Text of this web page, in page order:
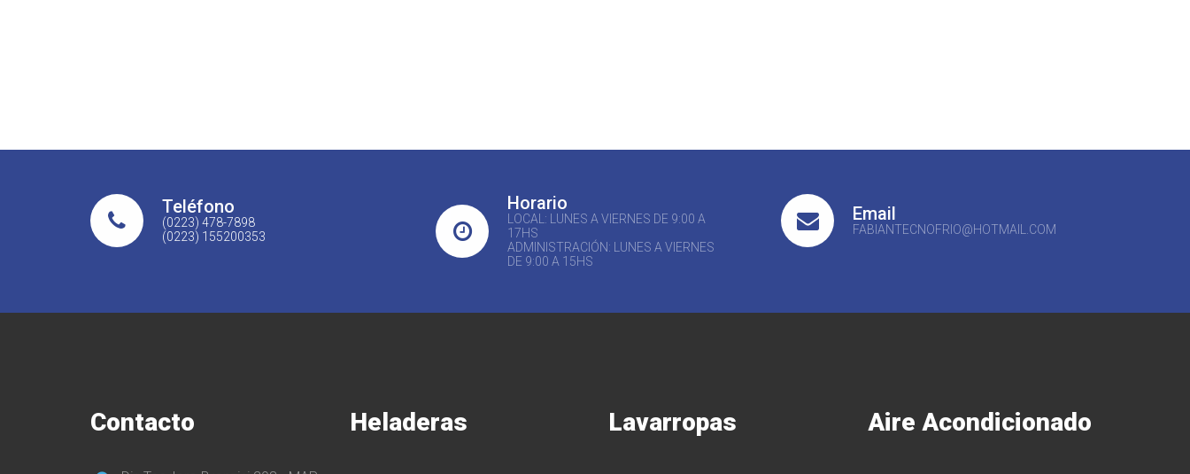
Teléfono
(0223) 478-7898
(0223) 155200353
Horario
LOCAL: LUNES A VIERNES DE 9:00 A
17HS
ADMINISTRACIÓN: LUNES A VIERNES
DE 9:00 A 15HS
Email
FABIANTECNOFRIO@HOTMAIL.COM
Contacto Heladeras Lavarropas Aire Acondicionado